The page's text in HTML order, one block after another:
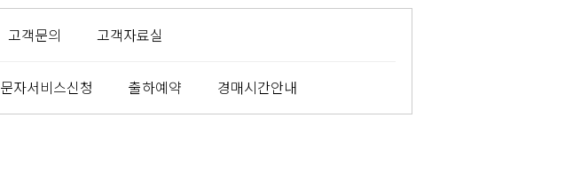
고객문의 고객자료실
문자서비스신청 출하예약 경매시간안내